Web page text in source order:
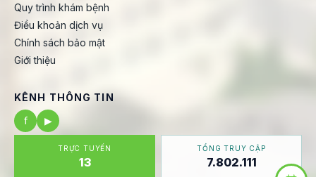
Quy trình khám bệnh
Điều khoản dịch vụ
Chính sách bảo mật
Giới thiệu
KÊNH THÔNG TIN
f
▶
TRỰC TUYẾN
13
TỔNG TRUY CẬP
7.802.111